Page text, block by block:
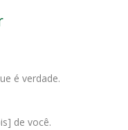
é verdade.
de você.